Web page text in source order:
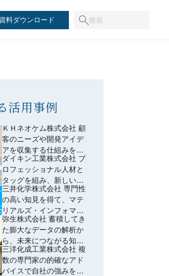
資料ダウンロード
活用事例
ＫＨネオケム株式会社 顧
客のニーズや開発アイデ
アを収集する仕組みを構
築。累計100件以上のアイ
デアが集まり、組織の意
識改革にも影響を与え
る。
ダイキン工業株式会社 プ
ロフェッショナル人材と
タッグを組み、新しい知
財のあり方を検討。新規
事業創出に向けた、テー
マづくりにも手応え
三井化学株式会社 専門性
の高い知見を得て、マテ
リアルズ・インフォマテ
ィクスを活用した研究開
発を本格化
弥生株式会社 蓄積してき
た膨大なデータの解析か
ら、未来につながる知見
を
三洋化成工業株式会社 複
数の専門家の的確なアド
バイスで自社の強みを再